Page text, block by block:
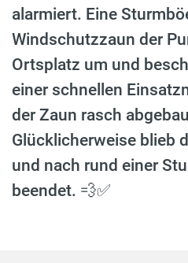
alarmiert. Eine
Windschutzzaun der
Ortsplatz um und
einer schnellen
der Zaun rasch
Glücklicherweise blieb
und nach rund einer
beendet. 💨✅